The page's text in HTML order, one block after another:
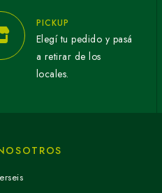
PICKUP
Elegí tu pedido y pasá
a retirar de los
locales.